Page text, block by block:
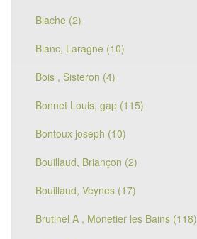
Blache (2)
Blanc, Laragne (10)
Bois , Sisteron (4)
Bonnet Louis, gap (115)
Bontoux joseph (10)
Bouillaud, Briançon (2)
Bouillaud, Veynes (17)
Brutinel A , Monetier les Bains (118)